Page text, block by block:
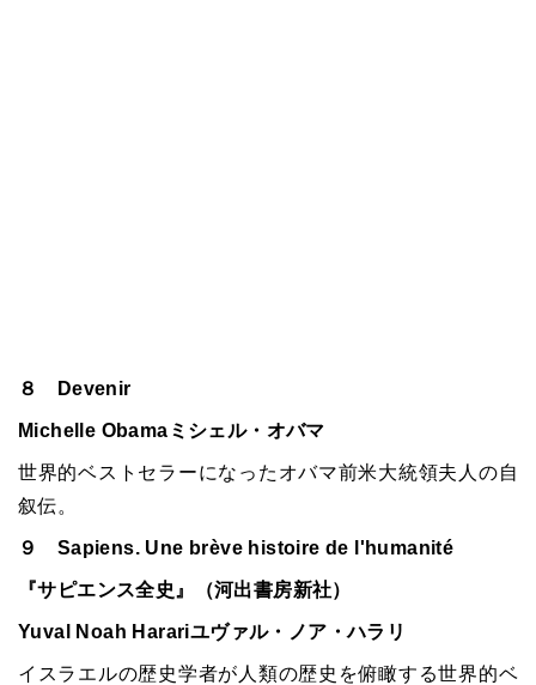
８ Devenir
Michelle Obamaミシェル・オバマ
世界的ベストセラーになったオバマ前米大統領夫人の自
叙伝。
９ Sapiens. Une brève histoire de l'humanité
『サピエンス全史』（河出書房新社）
Yuval Noah Harariユヴァル・ノア・ハラリ
イスラエルの歴史学者が人類の歴史を俯瞰する世界的ベ